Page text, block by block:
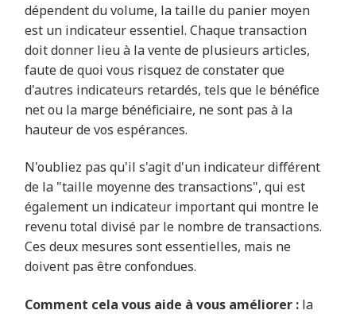
dépendent du volume, la taille du panier moyen
est un indicateur essentiel. Chaque transaction
doit donner lieu à la vente de plusieurs articles,
faute de quoi vous risquez de constater que
d'autres indicateurs retardés, tels que le bénéfice
net ou la marge bénéficiaire, ne sont pas à la
hauteur de vos espérances.
N'oubliez pas qu'il s'agit d'un indicateur différent
de la "taille moyenne des transactions", qui est
également un indicateur important qui montre le
revenu total divisé par le nombre de transactions.
Ces deux mesures sont essentielles, mais ne
doivent pas être confondues.
Comment cela vous aide à vous améliorer : la